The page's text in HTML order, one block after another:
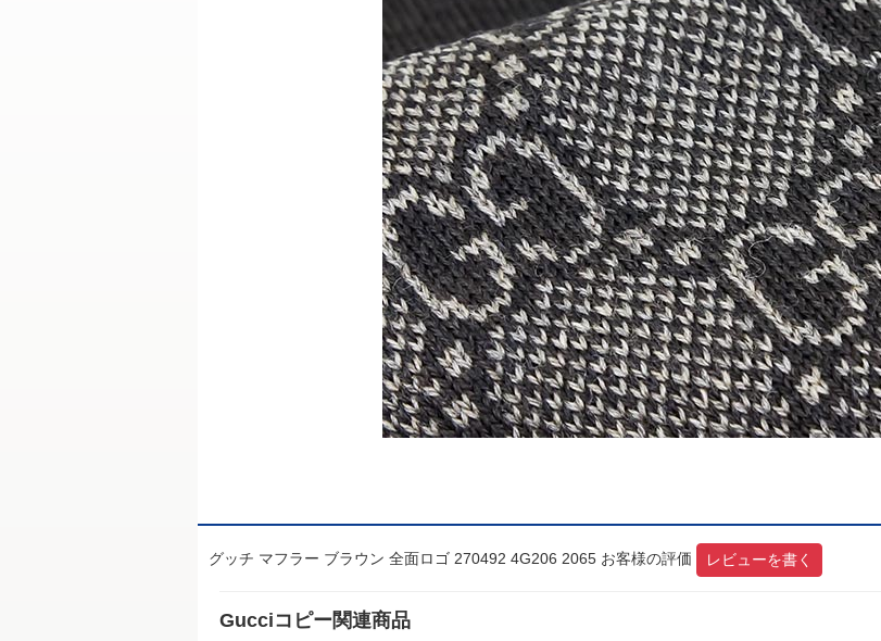
グッチ マフラー ブラウン 全面ロゴ 270492 4G206 2065 お客様の評価 レビューを書く
Gucciコピー関連商品